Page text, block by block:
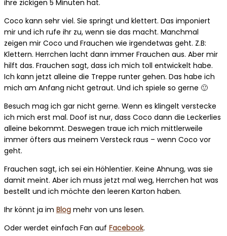
ihre zickigen 5 Minuten hat.
Coco kann sehr viel. Sie springt und klettert. Das imponiert
mir und ich rufe ihr zu, wenn sie das macht. Manchmal
zeigen mir Coco und Frauchen wie irgendetwas geht. Z.B:
Klettern. Herrchen lacht dann immer Frauchen aus. Aber mir
hilft das. Frauchen sagt, dass ich mich toll entwickelt habe.
Ich kann jetzt alleine die Treppe runter gehen. Das habe ich
mich am Anfang nicht getraut. Und ich spiele so gerne 🙂
Besuch mag ich gar nicht gerne. Wenn es klingelt verstecke
ich mich erst mal. Doof ist nur, dass Coco dann die Leckerlies
alleine bekommt. Deswegen traue ich mich mittlerweile
immer öfters aus meinem Versteck raus – wenn Coco vor
geht.
Frauchen sagt, ich sei ein Höhlentier. Keine Ahnung, was sie
damit meint. Aber ich muss jetzt mal weg, Herrchen hat was
bestellt und ich möchte den leeren Karton haben.
Ihr könnt ja im Blog mehr von uns lesen.
Oder werdet einfach Fan auf Facebook.